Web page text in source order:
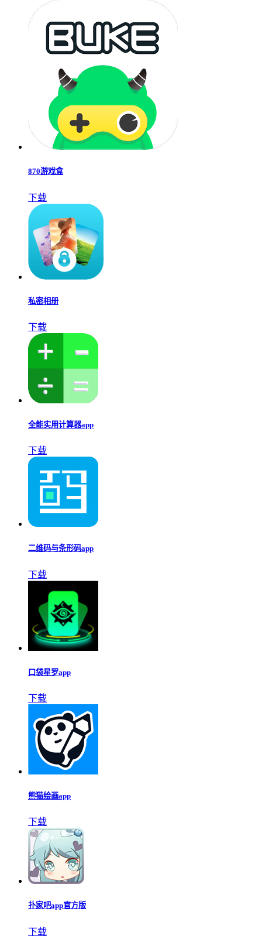
870游戏盒
下载
私密相册
下载
全能实用计算器app
下载
二维码与条形码app
下载
口袋星罗app
下载
熊猫绘画app
下载
扑家吧app官方版
下载